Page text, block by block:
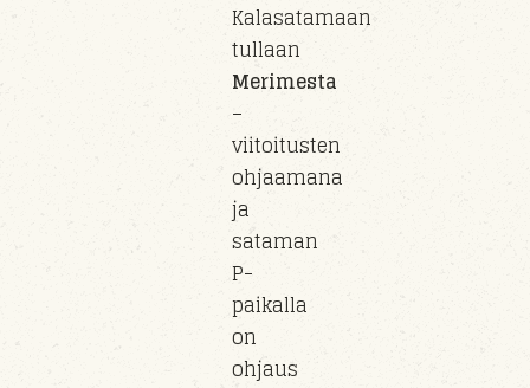
Kalasatamaan
tullaan
Merimesta
–
viitoitusten
ohjaamana
ja
sataman
P-
paikalla
on
ohjaus